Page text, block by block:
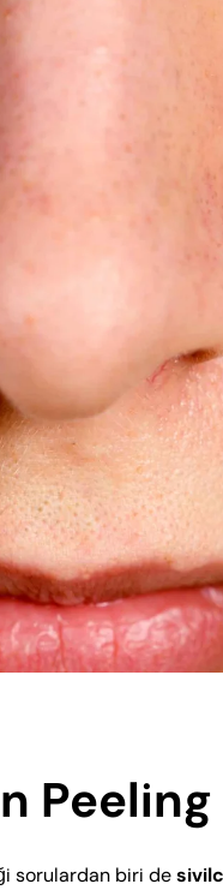
sorulardan biri de